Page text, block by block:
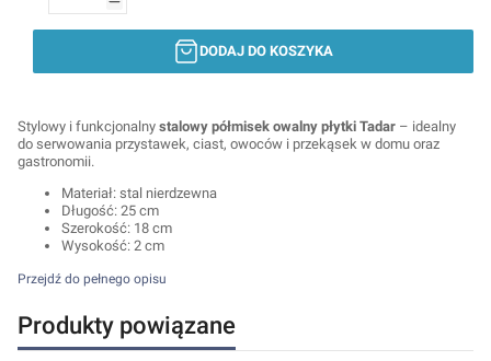
DODAJ DO KOSZYKA
Stylowy i funkcjonalny stalowy półmisek owalny płytki Tadar – idealny
do serwowania przystawek, ciast, owoców i przekąsek w domu oraz
gastronomii.
Materiał: stal nierdzewna
Długość: 25 cm
Szerokość: 18 cm
Wysokość: 2 cm
Przejdź do pełnego opisu
Produkty powiązane